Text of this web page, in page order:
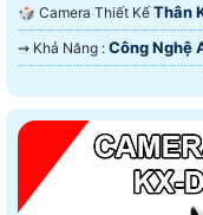
🎲 Camera Thiết Kế Thân
️⇝ Khả Năng : Công Nghệ